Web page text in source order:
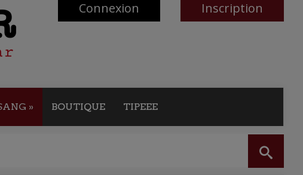
Connexion Inscription
» BOUTIQUE TIPEEE